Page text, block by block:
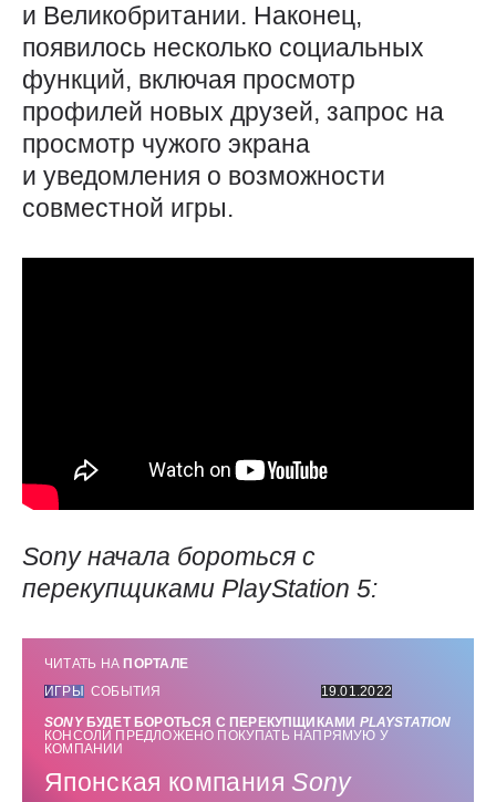
и Великобритании. Наконец,
появилось несколько социальных
функций, включая просмотр
профилей новых друзей, запрос на
просмотр чужого экрана
и уведомления о возможности
совместной игры.
Sonyначала бороться с
перекупщиками PlayStation 5:
ЧИТАТЬ НАПОРТАЛЕ
ИГРЫ СОБЫТИЯ
19.01.2022
SONYБУДЕТ БОРОТЬСЯ С ПЕРЕКУПЩИКАМИ PLAYSTATION
КОНСОЛИ ПРЕДЛОЖЕНО ПОКУПАТЬ НАПРЯМУЮ У
КОМПАНИИ
Японская компания Sony